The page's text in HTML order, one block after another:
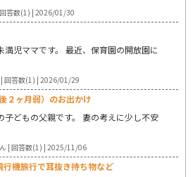
答数(1) | 2026/01/30
児ママです。 最近、保育園の開放園に
| 回答数(1) | 2026/01/29
２ヶ月弱）のお出かけ
子どもの父親です。 妻の考えに少し不安
| 回答数(1) | 2025/11/06
機旅行で耳抜き持ち物など